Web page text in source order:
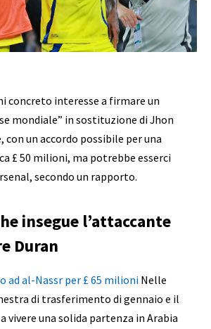
concreto interesse a firmare un
mondiale” in sostituzione di Jhon
con un accordo possibile per una
£ 50 milioni, ma potrebbe esserci
secondo un rapporto.
insegue l’attaccante
Duran
ad al-Nassr per £ 65 milioni Nelle
di trasferimento di gennaio e il
vivere una solida partenza in Arabia